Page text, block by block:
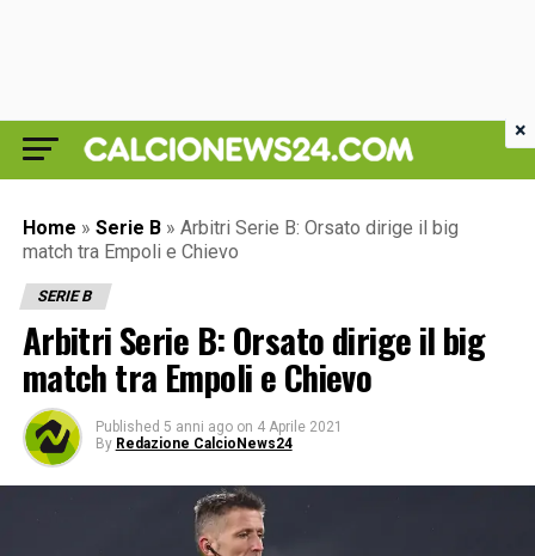
Home » Serie B » Arbitri Serie B: Orsato dirige il big
match tra Empoli e Chievo
SERIE B
Arbitri Serie B: Orsato dirige il big
match tra Empoli e Chievo
Published 5 anni ago on 4 Aprile 2021
By Redazione CalcioNews24
×